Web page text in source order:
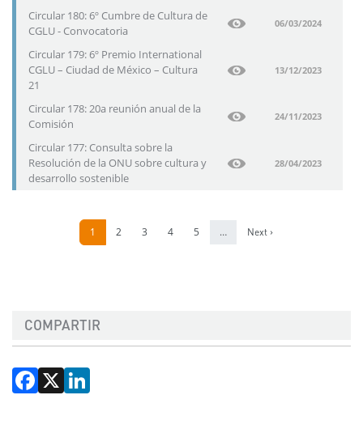
Circular 180: 6º Cumbre de Cultura de
CGLU - Convocatoria
06/03/2024
Circular 179: 6º Premio International
CGLU – Ciudad de México – Cultura
21
13/12/2023
Circular 178: 20a reunión anual de la
Comisión
24/11/2023
Circular 177: Consulta sobre la
Resolución de la ONU sobre cultura y
desarrollo sostenible
28/04/2023
Página
1 Página
2 Página
3 Página
4 Página
5 … Siguiente página
Next ›
COMPARTIR
Facebook
X